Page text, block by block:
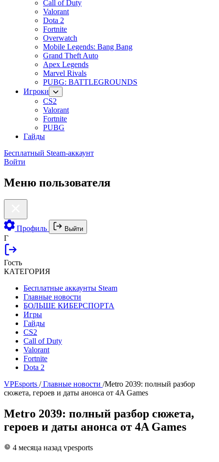
Call of Duty
Valorant
Dota 2
Fortnite
Overwatch
Mobile Legends: Bang Bang
Grand Theft Auto
Apex Legends
Marvel Rivals
PUBG: BATTLEGROUNDS
Игроки
CS2
Valorant
Fortnite
PUBG
Гайды
Бесплатный Steam-аккаунт
Войти
Меню пользователя
Профиль Выйти
Г
Гость
КАТЕГОРИЯ
Бесплатные аккаунты Steam
Главные новости
БОЛЬШЕ КИБЕРСПОРТА
Игры
Гайды
CS2
Call of Duty
Valorant
Fortnite
Dota 2
VPEsports / Главные новости /Metro 2039: полный разбор
сюжета, героев и даты анонса от 4A Games
Metro 2039: полный разбор сюжета,
героев и даты анонса от 4A Games
4 месяца назад vpesports